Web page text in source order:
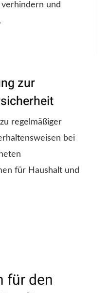
und
zur
regelmäßiger
bei
für Haushalt und
für den